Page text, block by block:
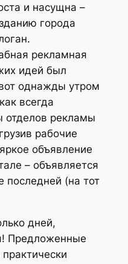
и насущна –
города
рекламная
идей был
однажды утром
всегда
отделов рекламы
рабочие
объявление
– объявляется
последней (на тот
дней,
Предложенные